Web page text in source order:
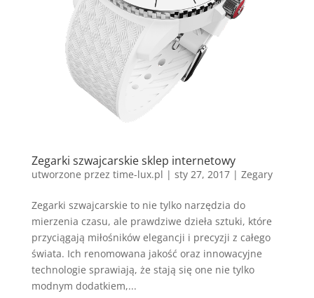
Zegarki szwajcarskie sklep internetowy
utworzone przez time-lux.pl | sty 27, 2017| Zegary
Zegarki szwajcarskie to nie tylko narzędzia do
mierzenia czasu, ale prawdziwe dzieła sztuki, które
przyciągają miłośników elegancji i precyzji z całego
świata. Ich renomowana jakość oraz innowacyjne
technologie sprawiają, że stają się one nie tylko
modnym dodatkiem,...